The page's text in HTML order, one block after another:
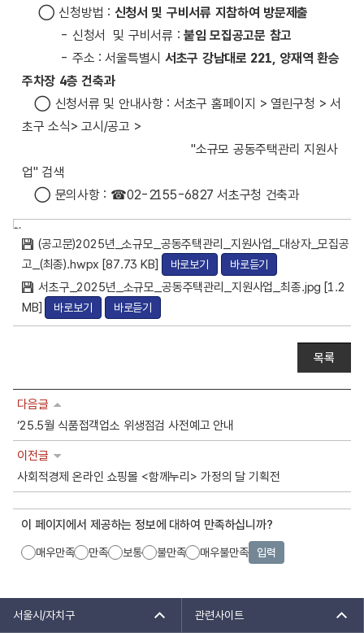
◯ 신청방법 : 신청서 및 구비서류 지참하여 방문제출
- 신청서 및 구비서류 :붙임 모집공고문 참고
- 주소 : 서울특별시 서초구 강남대로 221, 양재역 환승
주차장 4층 건축과
◯​ 신청서류 및 안내사항 : 서초구 홈페이지 > 열린구청 > 서
초구 소식> 고시/공고 >
"소규모 공동주택관리 지원사
업" 검색
◯​ 문의사항 : ☎02-2155-6827 서초구청 건축과​
첨
(공고문)2025년_소규모_공동주택관리_지원사업_대상자_모집공
고_(최종).hwpx [87.73 KB]
바로보기 바로듣기
서초구_2025년_소규모_공동주택관리_지원사업_최종.jpg [1.2
MB]
바로보기 바로듣기
목록
다음글
‘25.5월 식품접객업소 위생점검 사전예고 안내
이전글
사회적경제 온라인 쇼핑몰 <함께누리> 가정의 달 기획전
이 페이지에서 제공하는 정보에 대하여 만족하십니까?
매우만족 만족 보통 불만족 매우불만족 입력
서울시/자치구 관련사이트